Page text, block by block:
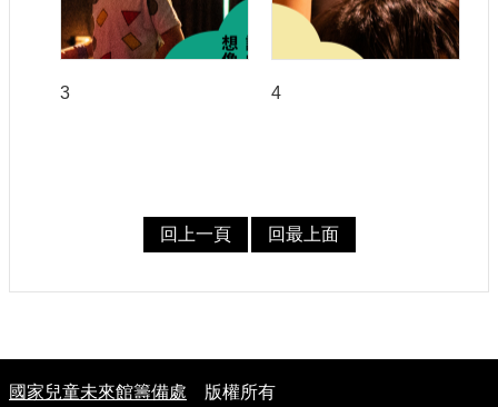
3 4
回上一頁 回最上面
國家兒童未來館籌備處 版權所有